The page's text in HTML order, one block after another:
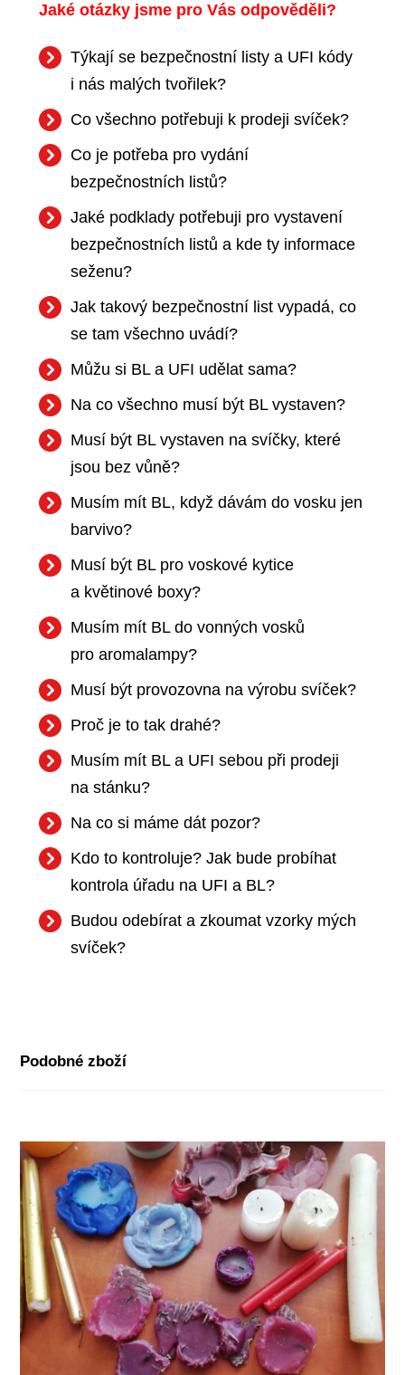
Jaké otázky jsme pro Vás odpověděli?
Týkají se bezpečnostní listy a UFI kódy
i nás malých tvořilek?
Co všechno potřebuji k prodeji svíček?
Co je potřeba pro vydání
bezpečnostních listů?
Jaké podklady potřebuji pro vystavení
bezpečnostních listů a kde ty informace
seženu?
Jak takový bezpečnostní list vypadá, co
se tam všechno uvádí?
Můžu si BL a UFI udělat sama?
Na co všechno musí být BL vystaven?
Musí být BL vystaven na svíčky, které
jsou bez vůně?
Musím mít BL, když dávám do vosku jen
barvivo?
Musí být BL pro voskové kytice
a květinové boxy?
Musím mít BL do vonných vosků
pro aromalampy?
Musí být provozovna na výrobu svíček?
Proč je to tak drahé?
Musím mít BL a UFI sebou při prodeji
na stánku?
Na co si máme dát pozor?
Kdo to kontroluje? Jak bude probíhat
kontrola úřadu na UFI a BL?
Budou odebírat a zkoumat vzorky mých
svíček?
Podobné zboží
-25%